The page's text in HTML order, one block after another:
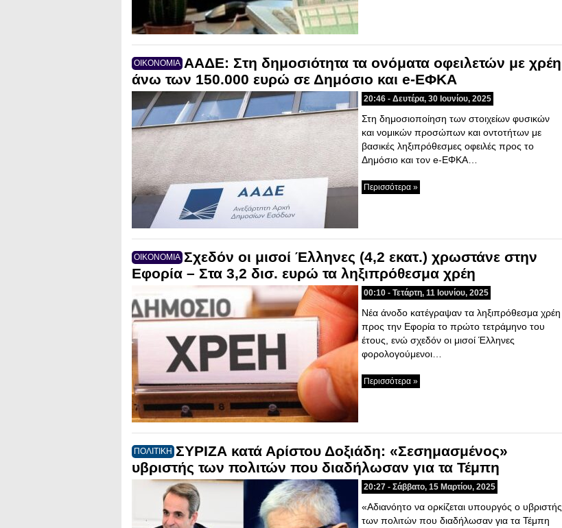
ΟΙΚΟΝΟΜΙΑ ΑΑΔΕ: Στη δημοσιότητα τα ονόματα οφειλετών με χρέη
άνω των 150.000 ευρώ σε Δημόσιο και e-ΕΦΚΑ
20:46 - Δευτέρα, 30 Ιουνίου, 2025
Στη δημοσιοποίηση των στοιχείων φυσικών
και νομικών προσώπων και οντοτήτων με
βασικές ληξιπρόθεσμες οφειλές προς το
Δημόσιο και τον e-ΕΦΚΑ…
Περισσότερα »
ΟΙΚΟΝΟΜΙΑ Σχεδόν οι μισοί Έλληνες (4,2 εκατ.) χρωστάνε στην
Εφορία – Στα 3,2 δισ. ευρώ τα ληξιπρόθεσμα χρέη
00:10 - Τετάρτη, 11 Ιουνίου, 2025
Νέα άνοδο κατέγραψαν τα ληξιπρόθεσμα χρέη
προς την Εφορία το πρώτο τετράμηνο του
έτους, ενώ σχεδόν οι μισοί Έλληνες
φορολογούμενοι…
Περισσότερα »
ΠΟΛΙΤΙΚΗ ΣΥΡΙΖΑ κατά Αρίστου Δοξιάδη: «Σεσημασμένος»
υβριστής των πολιτών που διαδήλωσαν για τα Τέμπη
20:27 - Σάββατο, 15 Μαρτίου, 2025
«Αδιανόητο να ορκίζεται υπουργός ο υβριστής
των πολιτών που διαδήλωσαν για τα Τέμπη